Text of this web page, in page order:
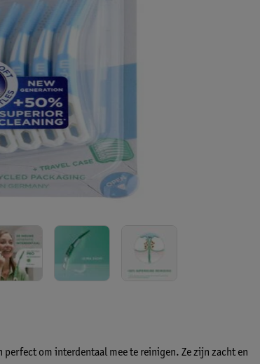
perfect om interdentaal mee te reinigen. Ze zijn zacht en